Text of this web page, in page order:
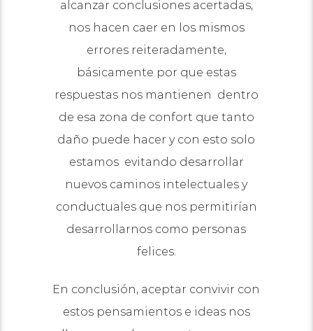
alcanzar conclusiones acertadas,
nos hacen caer en los mismos
errores reiteradamente,
básicamente por que estas
respuestas nos mantienen dentro
de esa zona de confort que tanto
daño puede hacer y con esto solo
estamos evitando desarrollar
nuevos caminos intelectuales y
conductuales que nos permitirían
desarrollarnos como personas
felices.
En conclusión, aceptar convivir con
estos pensamientos e ideas nos